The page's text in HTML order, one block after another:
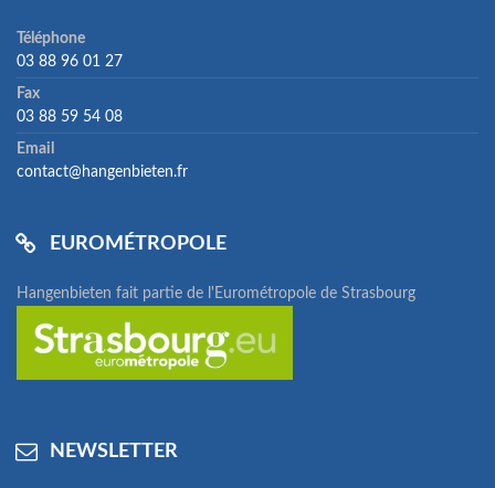
Téléphone
03 88 96 01 27
Fax
03 88 59 54 08
Email
contact@hangenbieten.fr
EUROMÉTROPOLE
Hangenbieten fait partie de l'Eurométropole de Strasbourg
NEWSLETTER